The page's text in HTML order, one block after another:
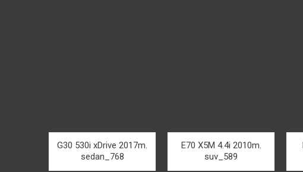
G30 530i xDrive 2017m.
sedan_768
E70 X5M 4.4i 2010m.
suv_589